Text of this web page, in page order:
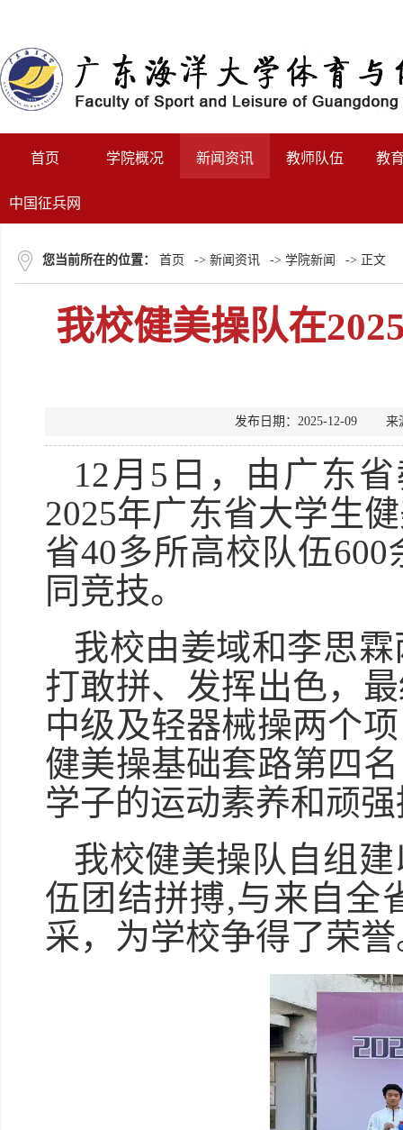
首页 学院概况 新闻资讯 教师队伍 教
中国征兵网
您当前所在的位置： 首页 -> 新闻资讯 -> 学院新闻 -> 正文
我校健美操队在
发布日期：2025-12-09 来
12月5日，由广东
2025年广东省大学生
省40多所高校队伍
同竞技。
我校由姜域和李思
打敢拼、发挥出色，
中级及轻器械操两个
健美操基础套路第四
学子的运动素养和顽
我校健美操队自组
伍团结拼搏,与来自全
采，为学校争得了荣